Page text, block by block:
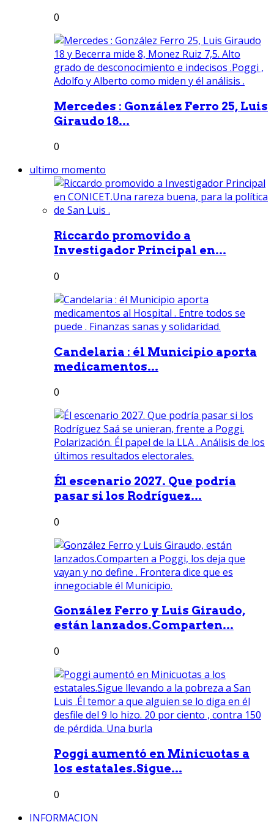
0
Mercedes : González Ferro 25, Luis
Giraudo 18...
0
ultimo momento
Riccardo promovido a
Investigador Principal en...
0
Candelaria : él Municipio aporta
medicamentos...
0
Él escenario 2027. Que podría
pasar si los Rodríguez...
0
González Ferro y Luis Giraudo,
están lanzados.Comparten...
0
Poggi aumentó en Minicuotas a
los estatales.Sigue...
0
INFORMACION